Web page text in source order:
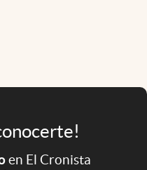
en El Cronista